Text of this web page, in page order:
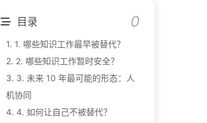
目录
1. 1. 哪些知识工作最早被替代？
2. 2. 哪些知识工作暂时安全？
3. 3. 未来 10 年最可能的形态：人
机协同
4. 4. 如何让自己不被替代？